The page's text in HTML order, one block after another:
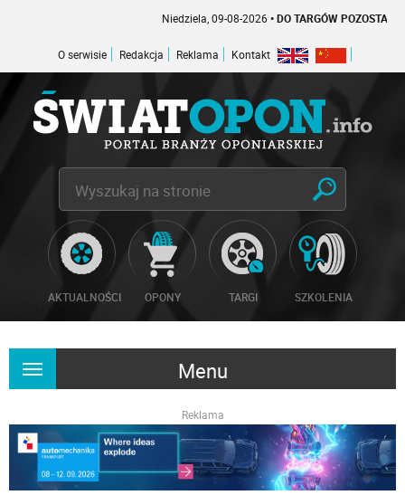
Niedziela, 09-08-2026• DO TARGÓW POZOSTAŁO -1 DNI
O serwisie Redakcja Reklama Kontakt
AKTUALNOŚCI OPONY TARGI SZKOLENIA
Menu
Rozwiń
Reklama